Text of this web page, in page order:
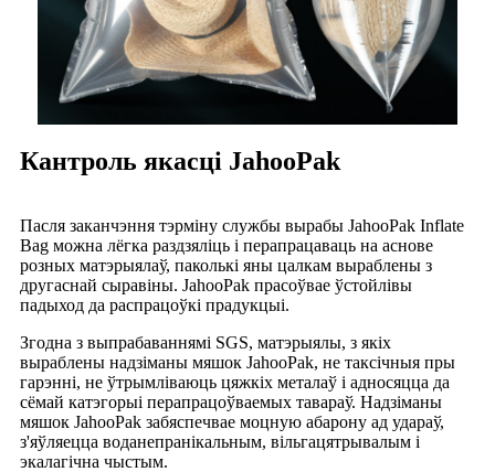
Кантроль якасці JahooPak
Пасля заканчэння тэрміну службы вырабы JahooPak Inflate
Bag можна лёгка раздзяліць і перапрацаваць на аснове
розных матэрыялаў, паколькі яны цалкам выраблены з
другаснай сыравіны. JahooPak прасоўвае ўстойлівы
падыход да распрацоўкі прадукцыі.
Згодна з выпрабаваннямі SGS, матэрыялы, з якіх
выраблены надзіманы мяшок JahooPak, не таксічныя пры
гарэнні, не ўтрымліваюць цяжкіх металаў і адносяцца да
сёмай катэгорыі перапрацоўваемых тавараў. Надзіманы
мяшок JahooPak забяспечвае моцную абарону ад удараў,
з'яўляецца воданепранікальным, вільгацятрывалым і
экалагічна чыстым.